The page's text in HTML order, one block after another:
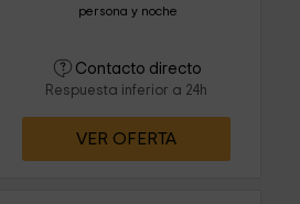
persona y noche
Contacto directo
Respuesta inferior a 24h
VER OFERTA